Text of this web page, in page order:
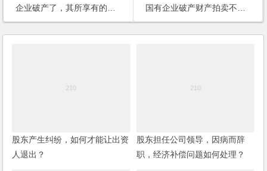
企业破产了，其所享有的对外债权，不受诉讼时效限制了吗？
国有企业破产财产拍卖不公，能否上诉？
股东产生纠纷，如何才能让出资
人退出？
股东担任公司领导，因病而辞
职，经济补偿问题如何处理？